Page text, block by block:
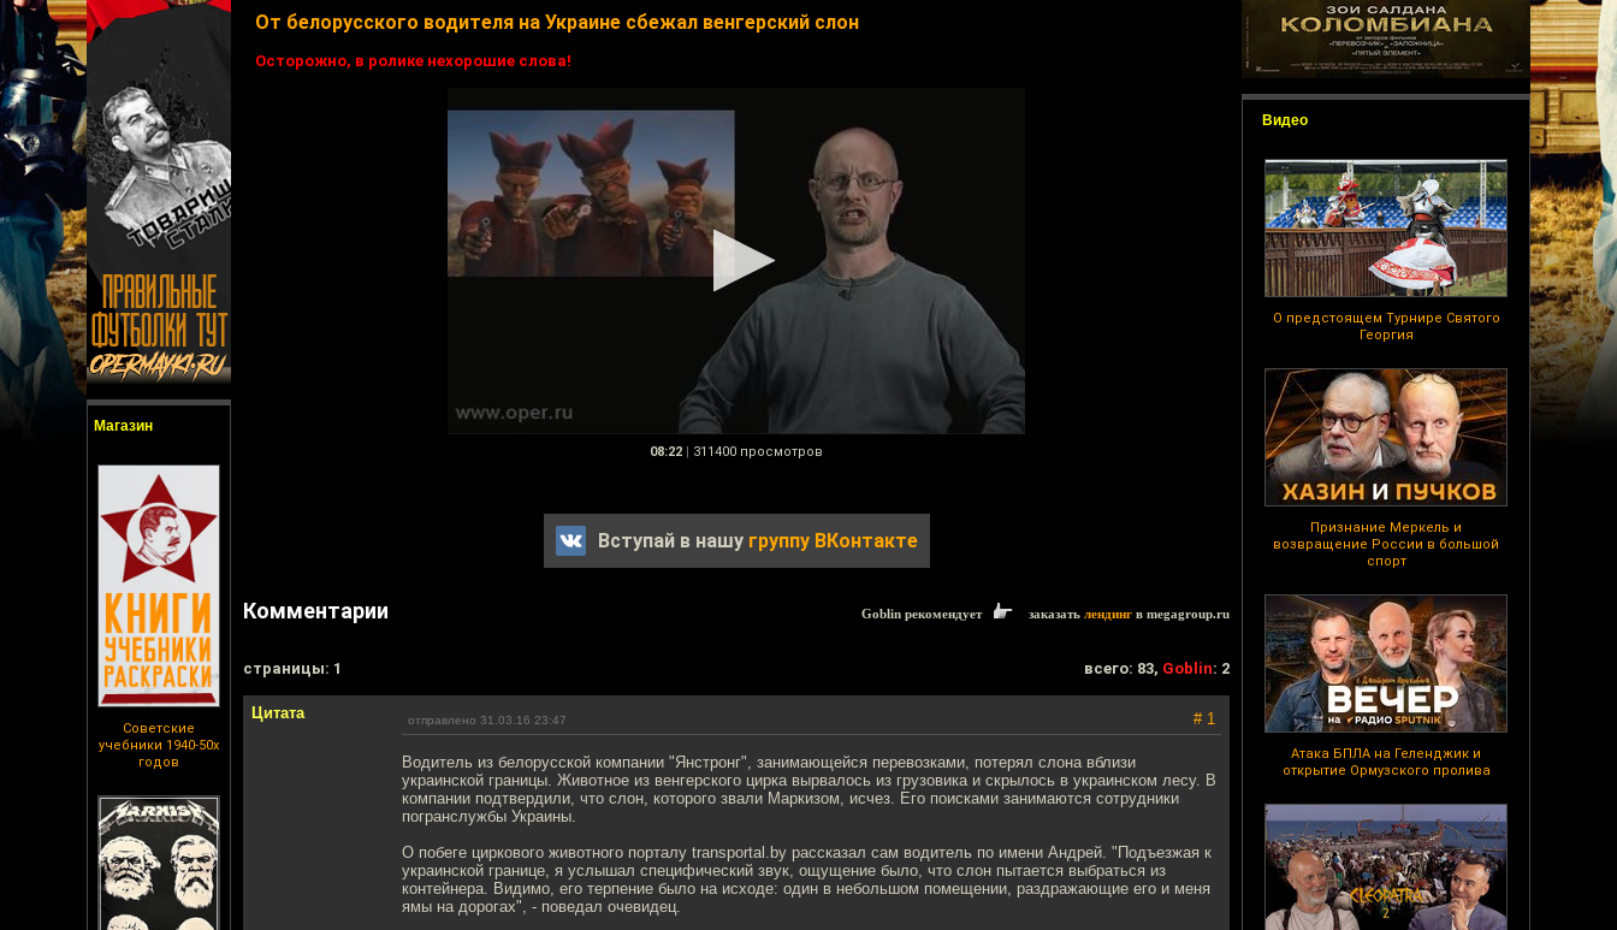
Магазин
Советские
учебники 1940-50х
годов
Видео
О предстоящем Турнире Святого
Георгия
Признание Меркель и
возвращение России в большой
спорт
Атака БПЛА на Геленджик и
открытие Ормузского пролива
От белорусского водителя на Украине сбежал венгерский слон
Осторожно, в ролике нехорошие слова!
08:22 | 311400 просмотров
Вступай в нашу группу ВКонтакте
Комментарии Goblin рекомендует заказать лендинг в megagroup.ru
cтраницы: 1 всего: 83, Goblin: 2
Цитата отправлено 31.03.16 23:47 # 1
Водитель из белорусской компании "Янстронг", занимающейся перевозками, потерял слона вблизи
украинской границы. Животное из венгерского цирка вырвалось из грузовика и скрылось в украинском лесу. В
компании подтвердили, что слон, которого звали Маркизом, исчез. Его поисками занимаются сотрудники
погранслужбы Украины.
О побеге циркового животного порталу transportal.by рассказал сам водитель по имени Андрей. "Подъезжая к
украинской границе, я услышал специфический звук, ощущение было, что слон пытается выбраться из
контейнера. Видимо, его терпение было на исходе: один в небольшом помещении, раздражающие его и меня
ямы на дорогах", - поведал очевидец.